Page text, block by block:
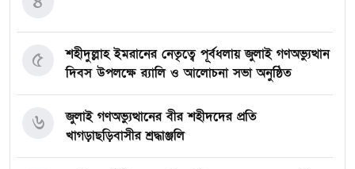
শহীদুল্লাহ ইমরানের নেতৃত্বে পূর্বধলায় জুলাই গণঅভ্যুত্থান
দিবস উপলক্ষে র‍্যালি ও আলোচনা সভা অনুষ্ঠিত
৫
জুলাই গণঅভ্যুত্থানের বীর শহীদদের প্রতি
খাগড়াছড়িবাসীর শ্রদ্ধাঞ্জলি
৬